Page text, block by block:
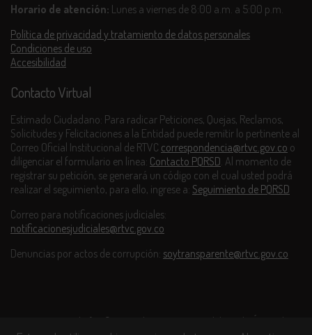
Horario de atención: Lunes a viernes de 8:00 a.m. a 5:00 p.m.
Política de privacidad y tratamiento de datos personales
Condiciones de uso
Accesibilidad
Contacto Virtual
Estimado Ciudadano: Para radicar Peticiones, Quejas, Reclamos,
Solicitudes y Felicitaciones a la Entidad puede remitir lo pertinente al
Correo Oficial Institucional de RTVC correspondencia@rtvc.gov.co o
diligenciar el formulario en línea: Contacto PQRSD . Al momento de
registrar su petición, se generará un código con el cual usted podrá
realizar el seguimiento, para ello, ingrese a: Seguimiento de PQRSD
Correo para notificaciones judiciales:
notificacionesjudiciales@rtvc.gov.co
Denuncias por actos de corrupción: soytransparente@rtvc.gov.co
Este contenido fue financiado con recursos del Fondo Único de